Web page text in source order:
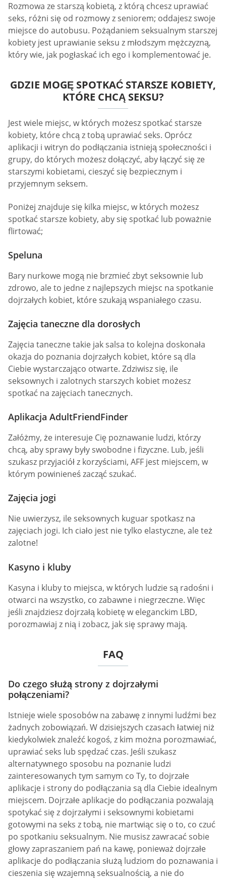
Rozmowa ze starszą kobietą, z którą chcesz uprawiać
seks, różni się od rozmowy z seniorem; oddajesz swoje
miejsce do autobusu. Pożądaniem seksualnym starszej
kobiety jest uprawianie seksu z młodszym mężczyzną,
który wie, jak pogłaskać ich ego i komplementować je.
GDZIE MOGĘ SPOTKAĆ STARSZE KOBIETY,
KTÓRE CHCĄ SEKSU?
Jest wiele miejsc, w których możesz spotkać starsze
kobiety, które chcą z tobą uprawiać seks. Oprócz
aplikacji i witryn do podłączania istnieją społeczności i
grupy, do których możesz dołączyć, aby łączyć się ze
starszymi kobietami, cieszyć się bezpiecznym i
przyjemnym seksem.
Poniżej znajduje się kilka miejsc, w których możesz
spotkać starsze kobiety, aby się spotkać lub poważnie
flirtować;
Speluna
Bary nurkowe mogą nie brzmieć zbyt seksownie lub
zdrowo, ale to jedne z najlepszych miejsc na spotkanie
dojrzałych kobiet, które szukają wspaniałego czasu.
Zajęcia taneczne dla dorosłych
Zajęcia taneczne takie jak salsa to kolejna doskonała
okazja do poznania dojrzałych kobiet, które są dla
Ciebie wystarczająco otwarte. Zdziwisz się, ile
seksownych i zalotnych starszych kobiet możesz
spotkać na zajęciach tanecznych.
Aplikacja AdultFriendFinder
Załóżmy, że interesuje Cię poznawanie ludzi, którzy
chcą, aby sprawy były swobodne i fizyczne. Lub, jeśli
szukasz przyjaciół z korzyściami, AFF jest miejscem, w
którym powinieneś zacząć szukać.
Zajęcia jogi
Nie uwierzysz, ile seksownych kuguar spotkasz na
zajęciach jogi. Ich ciało jest nie tylko elastyczne, ale też
zalotne!
Kasyno i kluby
Kasyna i kluby to miejsca, w których ludzie są radośni i
otwarci na wszystko, co zabawne i niegrzeczne. Więc
jeśli znajdziesz dojrzałą kobietę w eleganckim LBD,
porozmawiaj z nią i zobacz, jak się sprawy mają.
FAQ
Do czego służą strony z dojrzałymi
połączeniami?
Istnieje wiele sposobów na zabawę z innymi ludźmi bez
żadnych zobowiązań. W dzisiejszych czasach łatwiej niż
kiedykolwiek znaleźć kogoś, z kim można porozmawiać,
uprawiać seks lub spędzać czas. Jeśli szukasz
alternatywnego sposobu na poznanie ludzi
zainteresowanych tym samym co Ty, to dojrzałe
aplikacje i strony do podłączania są dla Ciebie idealnym
miejscem. Dojrzałe aplikacje do podłączania pozwalają
spotykać się z dojrzałymi i seksownymi kobietami
gotowymi na seks z tobą, nie martwiąc się o to, co czuć
po spotkaniu seksualnym. Nie musisz zawracać sobie
głowy zapraszaniem pań na kawę, ponieważ dojrzałe
aplikacje do podłączania służą ludziom do poznawania i
cieszenia się wzajemną seksualnością, a nie do